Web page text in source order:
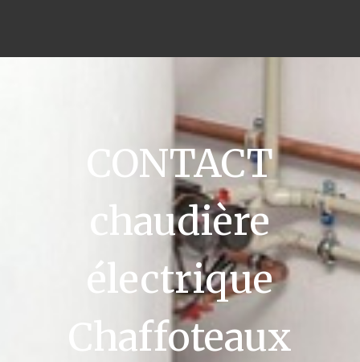
CONTACT
chaudière
électrique
Chaffoteaux